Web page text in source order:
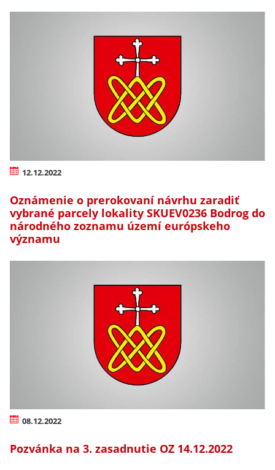
12.12.2022
Oznámenie o prerokovaní návrhu zaradiť
vybrané parcely lokality SKUEV0236 Bodrog do
národného zoznamu území európskeho
významu
08.12.2022
Pozvánka na 3. zasadnutie OZ 14.12.2022